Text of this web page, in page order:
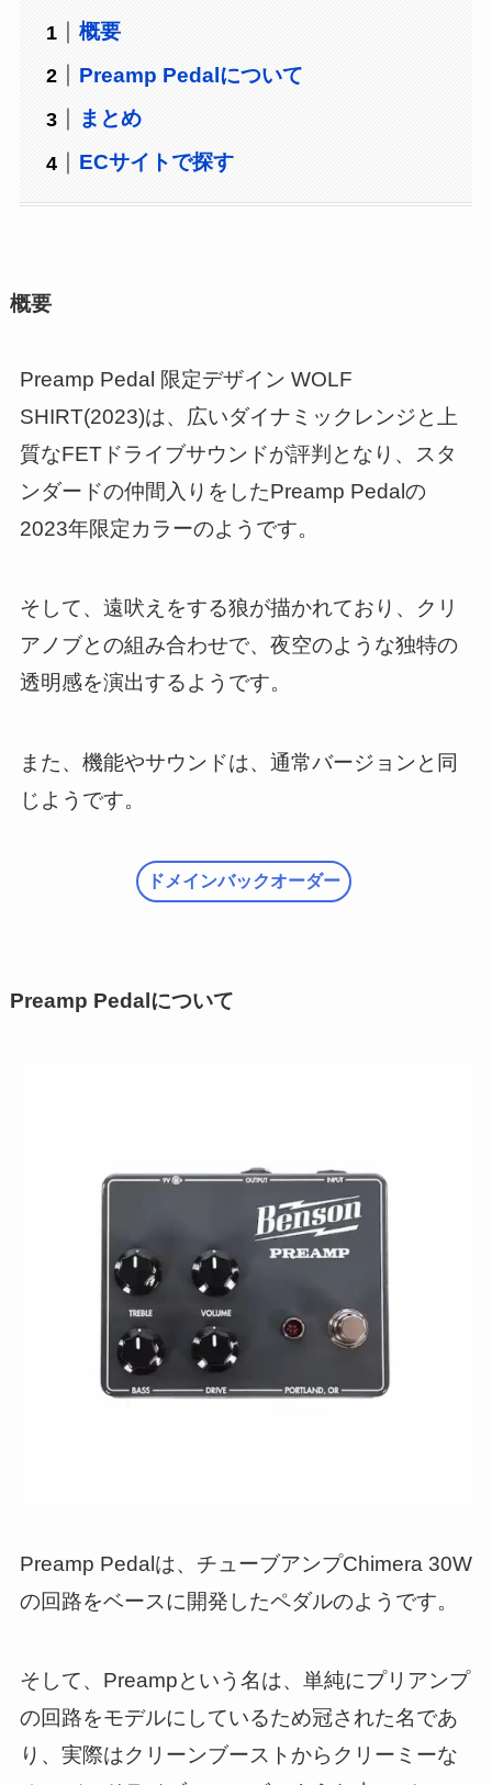
概要
Preamp Pedalについて
まとめ
ECサイトで探す
概要
Preamp Pedal 限定デザイン WOLF
SHIRT(2023)は、広いダイナミックレンジと上
質なFETドライブサウンドが評判となり、スタ
ンダードの仲間入りをしたPreamp Pedalの
2023年限定カラーのようです。
そして、遠吠えをする狼が描かれており、クリ
アノブとの組み合わせで、夜空のような独特の
透明感を演出するようです。
また、機能やサウンドは、通常バージョンと同
じようです。
ドメインバックオーダー
Preamp Pedalについて
Preamp Pedalは、チューブアンプChimera 30W
の回路をベースに開発したペダルのようです。
そして、Preampという名は、単純にプリアンプ
の回路をモデルにしているため冠された名であ
り、実際はクリーンブーストからクリーミーな